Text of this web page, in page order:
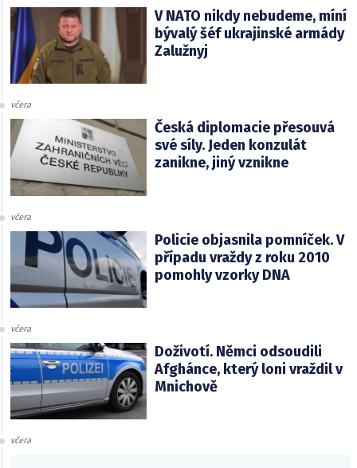
V NATO nikdy nebudeme, míní
bývalý šéf ukrajinské armády
Zalužnyj
včera
Česká diplomacie přesouvá
své síly. Jeden konzulát
zanikne, jiný vznikne
včera
Policie objasnila pomníček. V
případu vraždy z roku 2010
pomohly vzorky DNA
včera
Doživotí. Němci odsoudili
Afghánce, který loni vraždil v
Mnichově
včera